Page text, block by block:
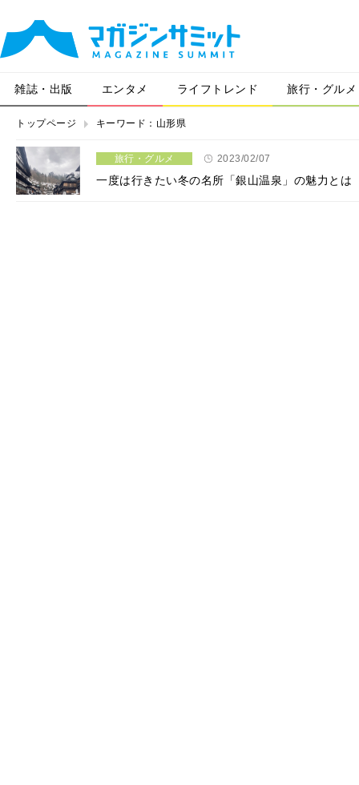
雑誌・出版 エンタメ ライフトレンド 旅行・グルメ
トップページ キーワード：山形県
旅行・グルメ 2023/02/07
一度は行きたい冬の名所「銀山温泉」の魅力とは